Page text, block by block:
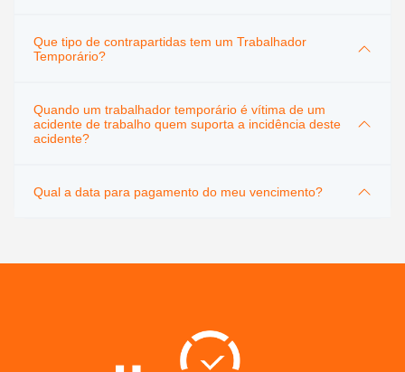
Que tipo de contrapartidas tem um Trabalhador
Temporário?
Quando um trabalhador temporário é vítima de um
acidente de trabalho quem suporta a incidência deste
acidente?
Qual a data para pagamento do meu vencimento?